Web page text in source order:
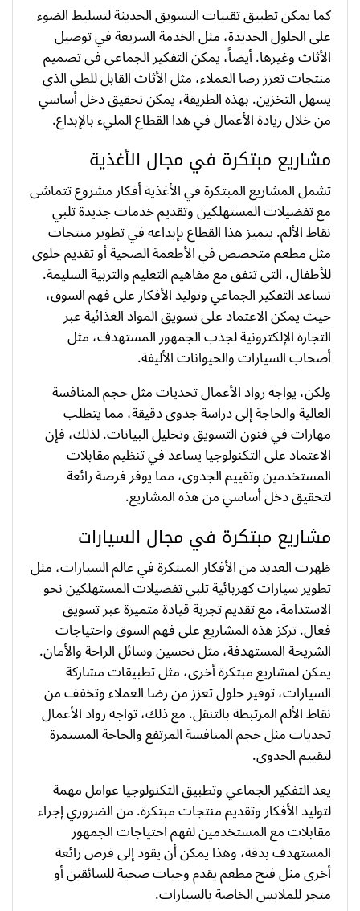
كما يمكن تطبيق تقنيات التسويق الحديثة لتسليط الضوء
على الحلول الجديدة، مثل الخدمة السريعة في توصيل
الأثاث وغيرها. أيضاً، يمكن التفكير الجماعي في تصميم
منتجات تعزز رضا العملاء، مثل الأثاث القابل للطي الذي
يسهل التخزين. بهذه الطريقة، يمكن تحقيق دخل أساسي
من خلال ريادة الأعمال في هذا القطاع المليء بالإبداع.
مشاريع مبتكرة في مجال الأغذية
تشمل المشاريع المبتكرة في الأغذية أفكار مشروع تتماشى
مع تفضيلات المستهلكين وتقديم خدمات جديدة تلبي
نقاط الألم. يتميز هذا القطاع بإبداعه في تطوير منتجات
مثل مطعم متخصص في الأطعمة الصحية أو تقديم حلوى
للأطفال، التي تتفق مع مفاهيم التعليم والتربية السليمة.
تساعد التفكير الجماعي وتوليد الأفكار على فهم السوق،
حيث يمكن الاعتماد على تسويق المواد الغذائية عبر
التجارة الإلكترونية لجذب الجمهور المستهدف، مثل
أصحاب السيارات والحيوانات الأليفة.
ولكن، يواجه رواد الأعمال تحديات مثل حجم المنافسة
العالية والحاجة إلى دراسة جدوى دقيقة، مما يتطلب
مهارات في فنون التسويق وتحليل البيانات. لذلك، فإن
الاعتماد على التكنولوجيا يساعد في تنظيم مقابلات
المستخدمين وتقييم الجدوى، مما يوفر فرصة رائعة
لتحقيق دخل أساسي من هذه المشاريع.
مشاريع مبتكرة في مجال السيارات
ظهرت العديد من الأفكار المبتكرة في عالم السيارات، مثل
تطوير سيارات كهربائية تلبي تفضيلات المستهلكين نحو
الاستدامة، مع تقديم تجربة قيادة متميزة عبر تسويق
فعال. تركز هذه المشاريع على فهم السوق واحتياجات
الشريحة المستهدفة، مثل تحسين وسائل الراحة والأمان.
يمكن لمشاريع مبتكرة أخرى، مثل تطبيقات مشاركة
السيارات، توفير حلول تعزز من رضا العملاء وتخفف من
نقاط الألم المرتبطة بالتنقل. مع ذلك، تواجه رواد الأعمال
تحديات مثل حجم المنافسة المرتفع والحاجة المستمرة
لتقييم الجدوى.
يعد التفكير الجماعي وتطبيق التكنولوجيا عوامل مهمة
لتوليد الأفكار وتقديم منتجات مبتكرة. من الضروري إجراء
مقابلات مع المستخدمين لفهم احتياجات الجمهور
المستهدف بدقة، وهذا يمكن أن يقود إلى فرص رائعة
أخرى مثل فتح مطعم يقدم وجبات صحية للسائقين أو
متجر للملابس الخاصة بالسيارات.